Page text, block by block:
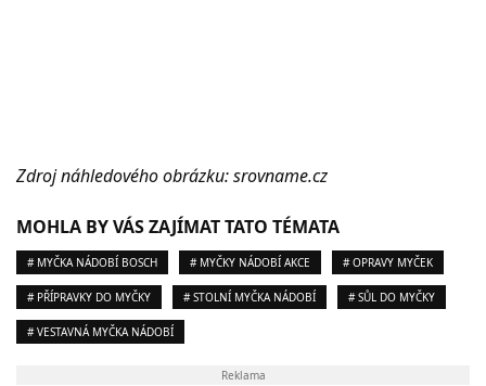
Zdroj náhledového obrázku: srovname.cz
MOHLA BY VÁS ZAJÍMAT TATO TÉMATA
# MYČKA NÁDOBÍ BOSCH # MYČKY NÁDOBÍ AKCE # OPRAVY MYČEK
# PŘÍPRAVKY DO MYČKY # STOLNÍ MYČKA NÁDOBÍ # SŮL DO MYČKY
# VESTAVNÁ MYČKA NÁDOBÍ
Reklama